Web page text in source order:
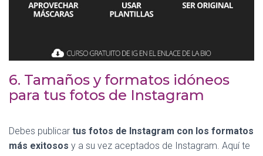
6. Tamaños y formatos idóneos
para tus fotos de Instagram
Debes publicar tus fotos de Instagram con los formatos
más exitosos y a su vez aceptados de Instagram. Aquí te